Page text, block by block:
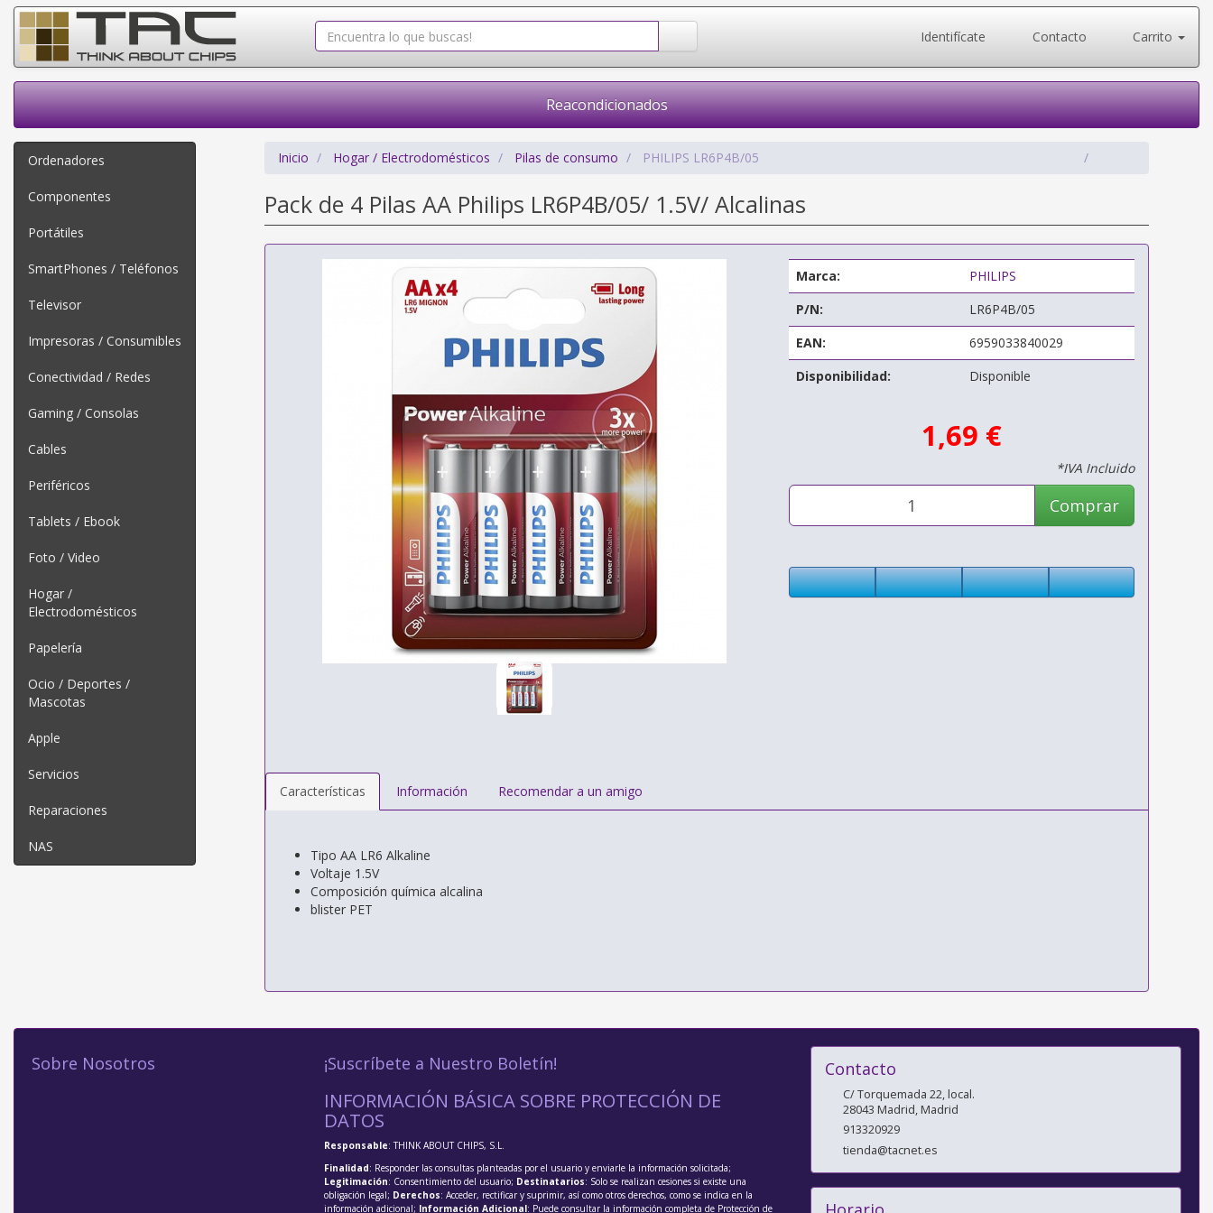
Identifícate Contacto Carrito
Reacondicionados
Ordenadores
Componentes
Portátiles
SmartPhones / Teléfonos
Televisor
Impresoras / Consumibles
Conectividad / Redes
Gaming / Consolas
Cables
Periféricos
Tablets / Ebook
Foto / Video
Hogar /
Electrodomésticos
Papelería
Ocio / Deportes /
Mascotas
Apple
Servicios
Reparaciones
NAS
Inicio Hogar / Electrodomésticos Pilas de consumo PHILIPS LR6P4B/05
Pack de 4 Pilas AA Philips LR6P4B/05/ 1.5V/ Alcalinas
Marca:
PHILIPS
P/N:
LR6P4B/05
EAN:
6959033840029
Disponibilidad:
Disponible
1,69 €
*IVA Incluido
Comprar
Características Información Recomendar a un amigo
Tipo AA LR6 Alkaline
Voltaje 1.5V
Composición química alcalina
blister PET
Sobre Nosotros ¡Suscríbete a Nuestro Boletín!
INFORMACIÓN BÁSICA SOBRE PROTECCIÓN DE
DATOS
Responsable: THINK ABOUT CHIPS, S.L.
Finalidad: Responder las consultas planteadas por el usuario y enviarle la información solicitada;
Legitimación: Consentimiento del usuario; Destinatarios: Solo se realizan cesiones si existe una
obligación legal; Derechos: Acceder, rectificar y suprimir, así como otros derechos, como se indica en la
información adicional; Información Adicional: Puede consultar la información completa de Protección de
Contacto
C/ Torquemada 22, local.
28043 Madrid,Madrid
913320929
tienda@tacnet.es